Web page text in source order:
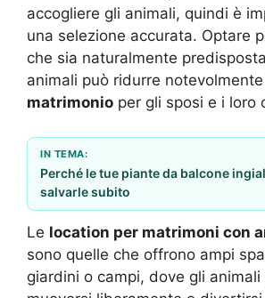
accogliere gli animali, quindi è
una selezione accurata. Optare
che sia naturalmente
animali può ridurre
matrimonio per gli sposi e i loro
IN TEMA:
Perché le tue piante da balcone
salvarle subito
Le location per matrimoni con
sono quelle che offrono ampi
giardini o campi, dove gli animali